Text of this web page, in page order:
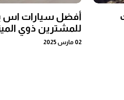
أفضل سيارات اس
للمشترين ذوي
02 مارس 2025